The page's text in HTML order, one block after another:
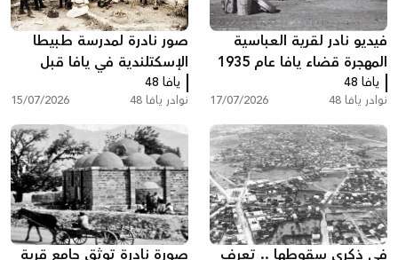
فيديو نادر لقرية العباسية
المهجرة قضاء يافا عام 1935
يافا 48
نوادر يافا 48 17/07/2026
صور نادرة لمدرسة طبيطا
الإسكتلندية في يافا قبل
النكبة
يافا 48
نوادر يافا 48 15/07/2026
في ذكرى سقوطها .. تعرف
صورة نادرة توثق جامع قرية